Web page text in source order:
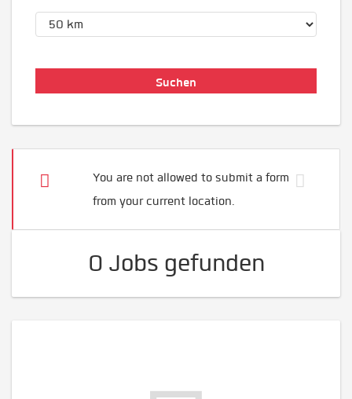
You are not allowed to submit a form
from your current location.
0 Jobs gefunden